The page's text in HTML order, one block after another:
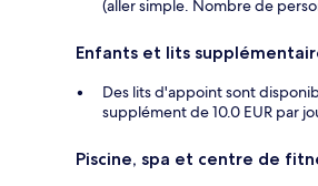
(aller simple. Nombre de
Enfants et lits
Des lits d'appoint sont
supplément de 10.0 EUR par
Piscine, spa et centre de